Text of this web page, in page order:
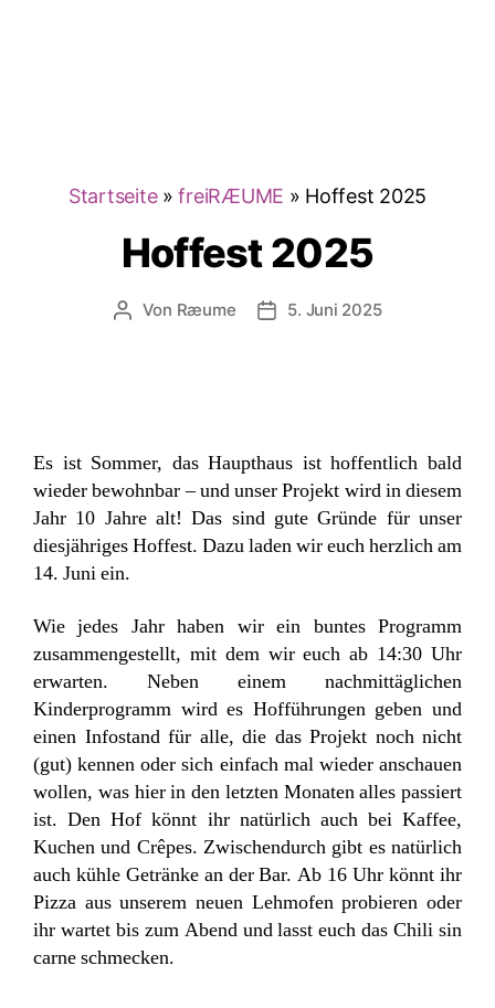
Startseite»freiRÆUME » Hoffest 2025
Hoffest 2025
Beitragsautor
Von Ræume Veröffentlichungsdatum
5. Juni 2025
Es ist Sommer, das Haupthaus ist hoffentlich bald
wieder bewohnbar – und unser Projekt wird in diesem
Jahr 10 Jahre alt! Das sind gute Gründe für unser
diesjähriges Hoffest. Dazu laden wir euch herzlich am
14. Juni ein.
Wie jedes Jahr haben wir ein buntes Programm
zusammengestellt, mit dem wir euch ab 14:30 Uhr
erwarten. Neben einem nachmittäglichen
Kinderprogramm wird es Hofführungen geben und
einen Infostand für alle, die das Projekt noch nicht
(gut) kennen oder sich einfach mal wieder anschauen
wollen, was hier in den letzten Monaten alles passiert
ist. Den Hof könnt ihr natürlich auch bei Kaffee,
Kuchen und Crêpes. Zwischendurch gibt es natürlich
auch kühle Getränke an der Bar. Ab 16 Uhr könnt ihr
Pizza aus unserem neuen Lehmofen probieren oder
ihr wartet bis zum Abend und lasst euch das Chili sin
carne schmecken.